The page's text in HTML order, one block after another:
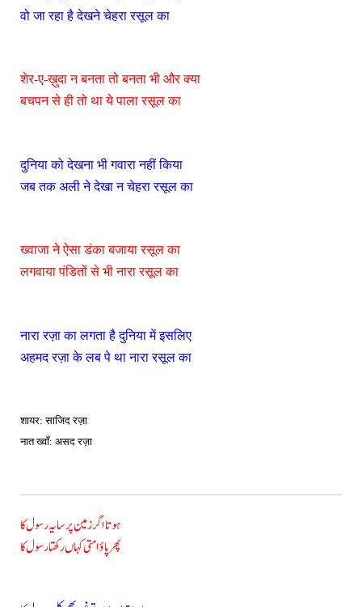
वो जा रहा है देखने चेहरा रसूल का
शेर-ए-ख़ुदा न बनता तो बनता भी और क्या
बचपन से ही तो था ये पाला रसूल का
दुनिया को देखना भी गवारा नहीं किया
जब तक अली ने देखा न चेहरा रसूल का
ख्वाजा ने ऐसा डंका बजाया रसूल का
लगवाया पंडितों से भी नारा रसूल का
नारा रज़ा का लगता है दुनिया में इसलिए
अहमद रज़ा के लब पे था नारा रसूल का
शायर: साजिद रज़ा
नात ख्वाँ: असद रज़ा
ہوتا اگر زمین پر سایہ رسول کا
پھر پاؤ امتی کہاں رکھتا رسول کا